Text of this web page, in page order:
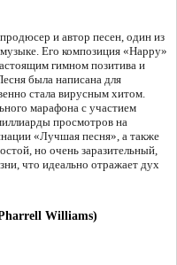
и автор песен, один из
Его композиция «Happy»
гимном позитива и
была написана для
стала вирусным хитом.
марафона с участием
просмотров на
«Лучшая песня», а также
но очень заразительный,
что идеально отражает дух
Williams)